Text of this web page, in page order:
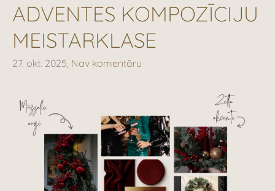
ADVENTES KOMPOZĪCIJU
MEISTARKLASE
27. okt. 2025, Nav komentāru